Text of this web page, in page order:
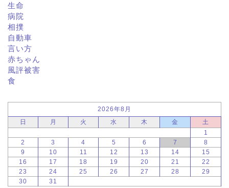
生命
病院
相撲
自動車
言い方
赤ちゃん
風評被害
食
2026年8月
日
月 火 水 木 金
土
1
2
3 4 5 6 7
8
9
10 11 12 13 14
15
16
17 18 19 20 21
22
23
24 25 26 27 28
29
30
31